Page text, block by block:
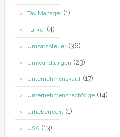
Tax Manager(1)
Türkei (4)
Umsatzsteuer(36)
Umwandlungen (23)
Unternehmenskauf(17)
Unternehmensnachfolge(14)
Urheberrecht(1)
USA(13)